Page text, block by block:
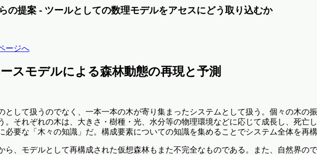
の提案 - ツールとしての数理モデルをアセスにどう取り込むか
ージへ
スモデルによる森林動態の再現と予測
して扱うのでなく、一本一本の木が寄り集まったシステムとして扱う。個々の木の
それぞれの木は、大きさ・樹種・光、水分等の物理環境などに応じて成長し、死亡
要な「木々の知識」だ。構成要素についての知識を集めることでシステム全体を再構
、モデルとして再構成された仮想森林もまた不完全なものである。また、自然界の